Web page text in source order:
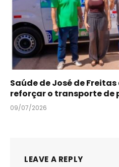
Saúde de José de
reforçar o transporte de
09/07/2026
LEAVE A REPLY